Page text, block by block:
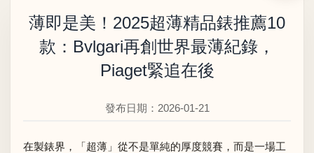
薄即是美！2025超薄精品錶推薦10
款：Bvlgari再創世界最薄紀錄，
Piaget緊追在後
發布日期：2026-01-21
在製錶界，「超薄」從不是單純的厚度競賽，而是一場工